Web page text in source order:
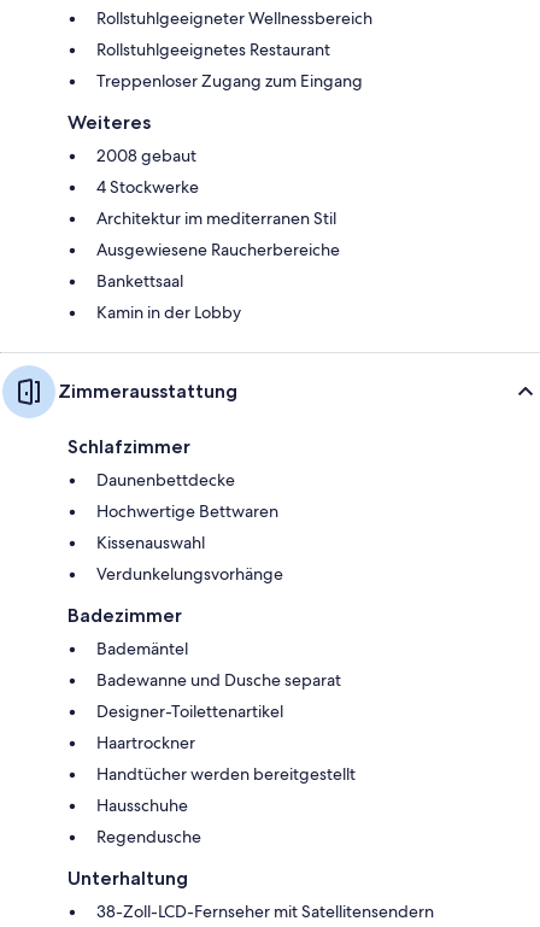
Rollstuhlgeeigneter Wellnessbereich
Rollstuhlgeeignetes Restaurant
Treppenloser Zugang zum Eingang
Weiteres
2008 gebaut
4 Stockwerke
Architektur im mediterranen Stil
Ausgewiesene Raucherbereiche
Bankettsaal
Kamin in der Lobby
Zimmerausstattung
Schlafzimmer
Daunenbettdecke
Hochwertige Bettwaren
Kissenauswahl
Verdunkelungsvorhänge
Badezimmer
Bademäntel
Badewanne und Dusche separat
Designer-Toilettenartikel
Haartrockner
Handtücher werden bereitgestellt
Hausschuhe
Regendusche
Unterhaltung
38-Zoll-LCD-Fernseher mit Satellitensendern